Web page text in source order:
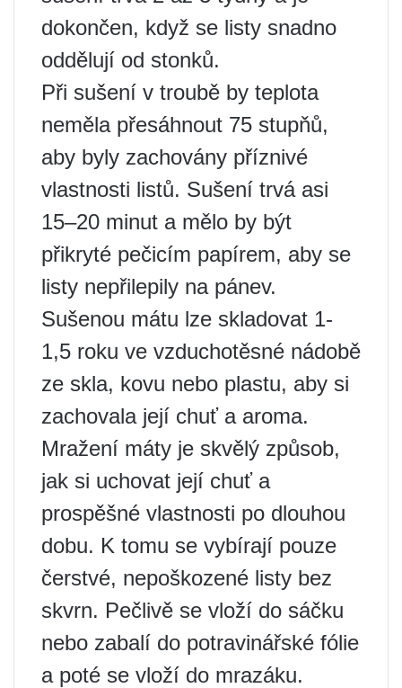
dokončen, když se listy snadno
oddělují od stonků.
Při sušení v troubě by teplota
neměla přesáhnout 75 stupňů,
aby byly zachovány příznivé
vlastnosti listů. Sušení trvá asi
15–20 minut a mělo by být
přikryté pečicím papírem, aby se
listy nepřilepily na pánev.
Sušenou mátu lze skladovat 1-
1,5 roku ve vzduchotěsné nádobě
ze skla, kovu nebo plastu, aby si
zachovala její chuť a aroma.
Mražení máty je skvělý způsob,
jak si uchovat její chuť a
prospěšné vlastnosti po dlouhou
dobu. K tomu se vybírají pouze
čerstvé, nepoškozené listy bez
skvrn. Pečlivě se vloží do sáčku
nebo zabalí do potravinářské fólie
a poté se vloží do mrazáku.